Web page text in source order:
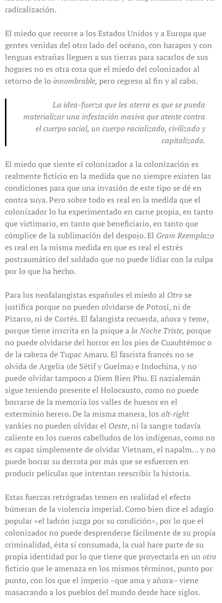
radicalización.
El miedo que recorre a los Estados Unidos y a Europa que
gentes venidas del otro lado del océano, con harapos y con
lenguas extrañas lleguen a sus tierras para sacarlos de sus
hogares no es otra cosa que el miedo del colonizador al
retorno de lo innombrable, pero regreso al fin y al cabo.
La idea-fuerza que les aterra es que se pueda
materializar una infestación masiva que atente contra
el cuerpo social, un cuerpo racializado, civilizado y
capitalizado.
El miedo que siente el colonizador a la colonización es
realmente ficticio en la medida que no siempre existen las
condiciones para que una invasión de este tipo se dé en
contra suya. Pero sobre todo es real en la medida que el
colonizador lo ha experimentado en carne propia, en tanto
que victimario, en tanto que beneficiario, en tanto que
cómplice de la sublimación del despojo. El Gram Reemplazo
es real en la misma medida en que es real el estrés
postraumático del soldado que no puede lidiar con la culpa
por lo que ha hecho.
Para los neofalangistas españoles el miedo al Otro se
justifica porque no pueden olvidarse de Potosí, ni de
Pizarro, ni de Cortés. El falangista recuerda, añora y teme,
porque tiene inscrita en la psique a la Noche Triste, porque
no puede olvidarse del horror en los pies de Cuauhtémoc o
de la cabeza de Tupac Amaru. El fascista francés no se
olvida de Argelia (de Sétif y Guelma) e Indochina, y no
puede olvidar tampoco a Diem Bien Phu. El nazialemán
sigue teniendo presente el Holocausto, como no puede
borrarse de la memoria los valles de huesos en el
exterminio herero. De la misma manera, los alt-right
yankies no pueden olvidar el Oeste, ni la sangre todavía
caliente en los cueros cabelludos de los indígenas, como no
es capaz simplemente de olvidar Vietnam, el napalm… y no
puede borrar su derrota por más que se esfuercen en
producir películas que intentan reescribir la historia.
Estas fuerzas retrógradas temen en realidad el efecto
búmeran de la violencia imperial. Como bien dice el adagio
popular «el ladrón juzga por su condición», por lo que el
colonizador no puede desprenderse fácilmente de su propia
criminalidad, ésta sí consumada, la cual hace parte de su
propia identidad por lo que tiene que proyectarla en un otro
ficticio que le amenaza en los mismos términos, punto por
punto, con los que el imperio –que ama y añora– viene
masacrando a los pueblos del mundo desde hace siglos.